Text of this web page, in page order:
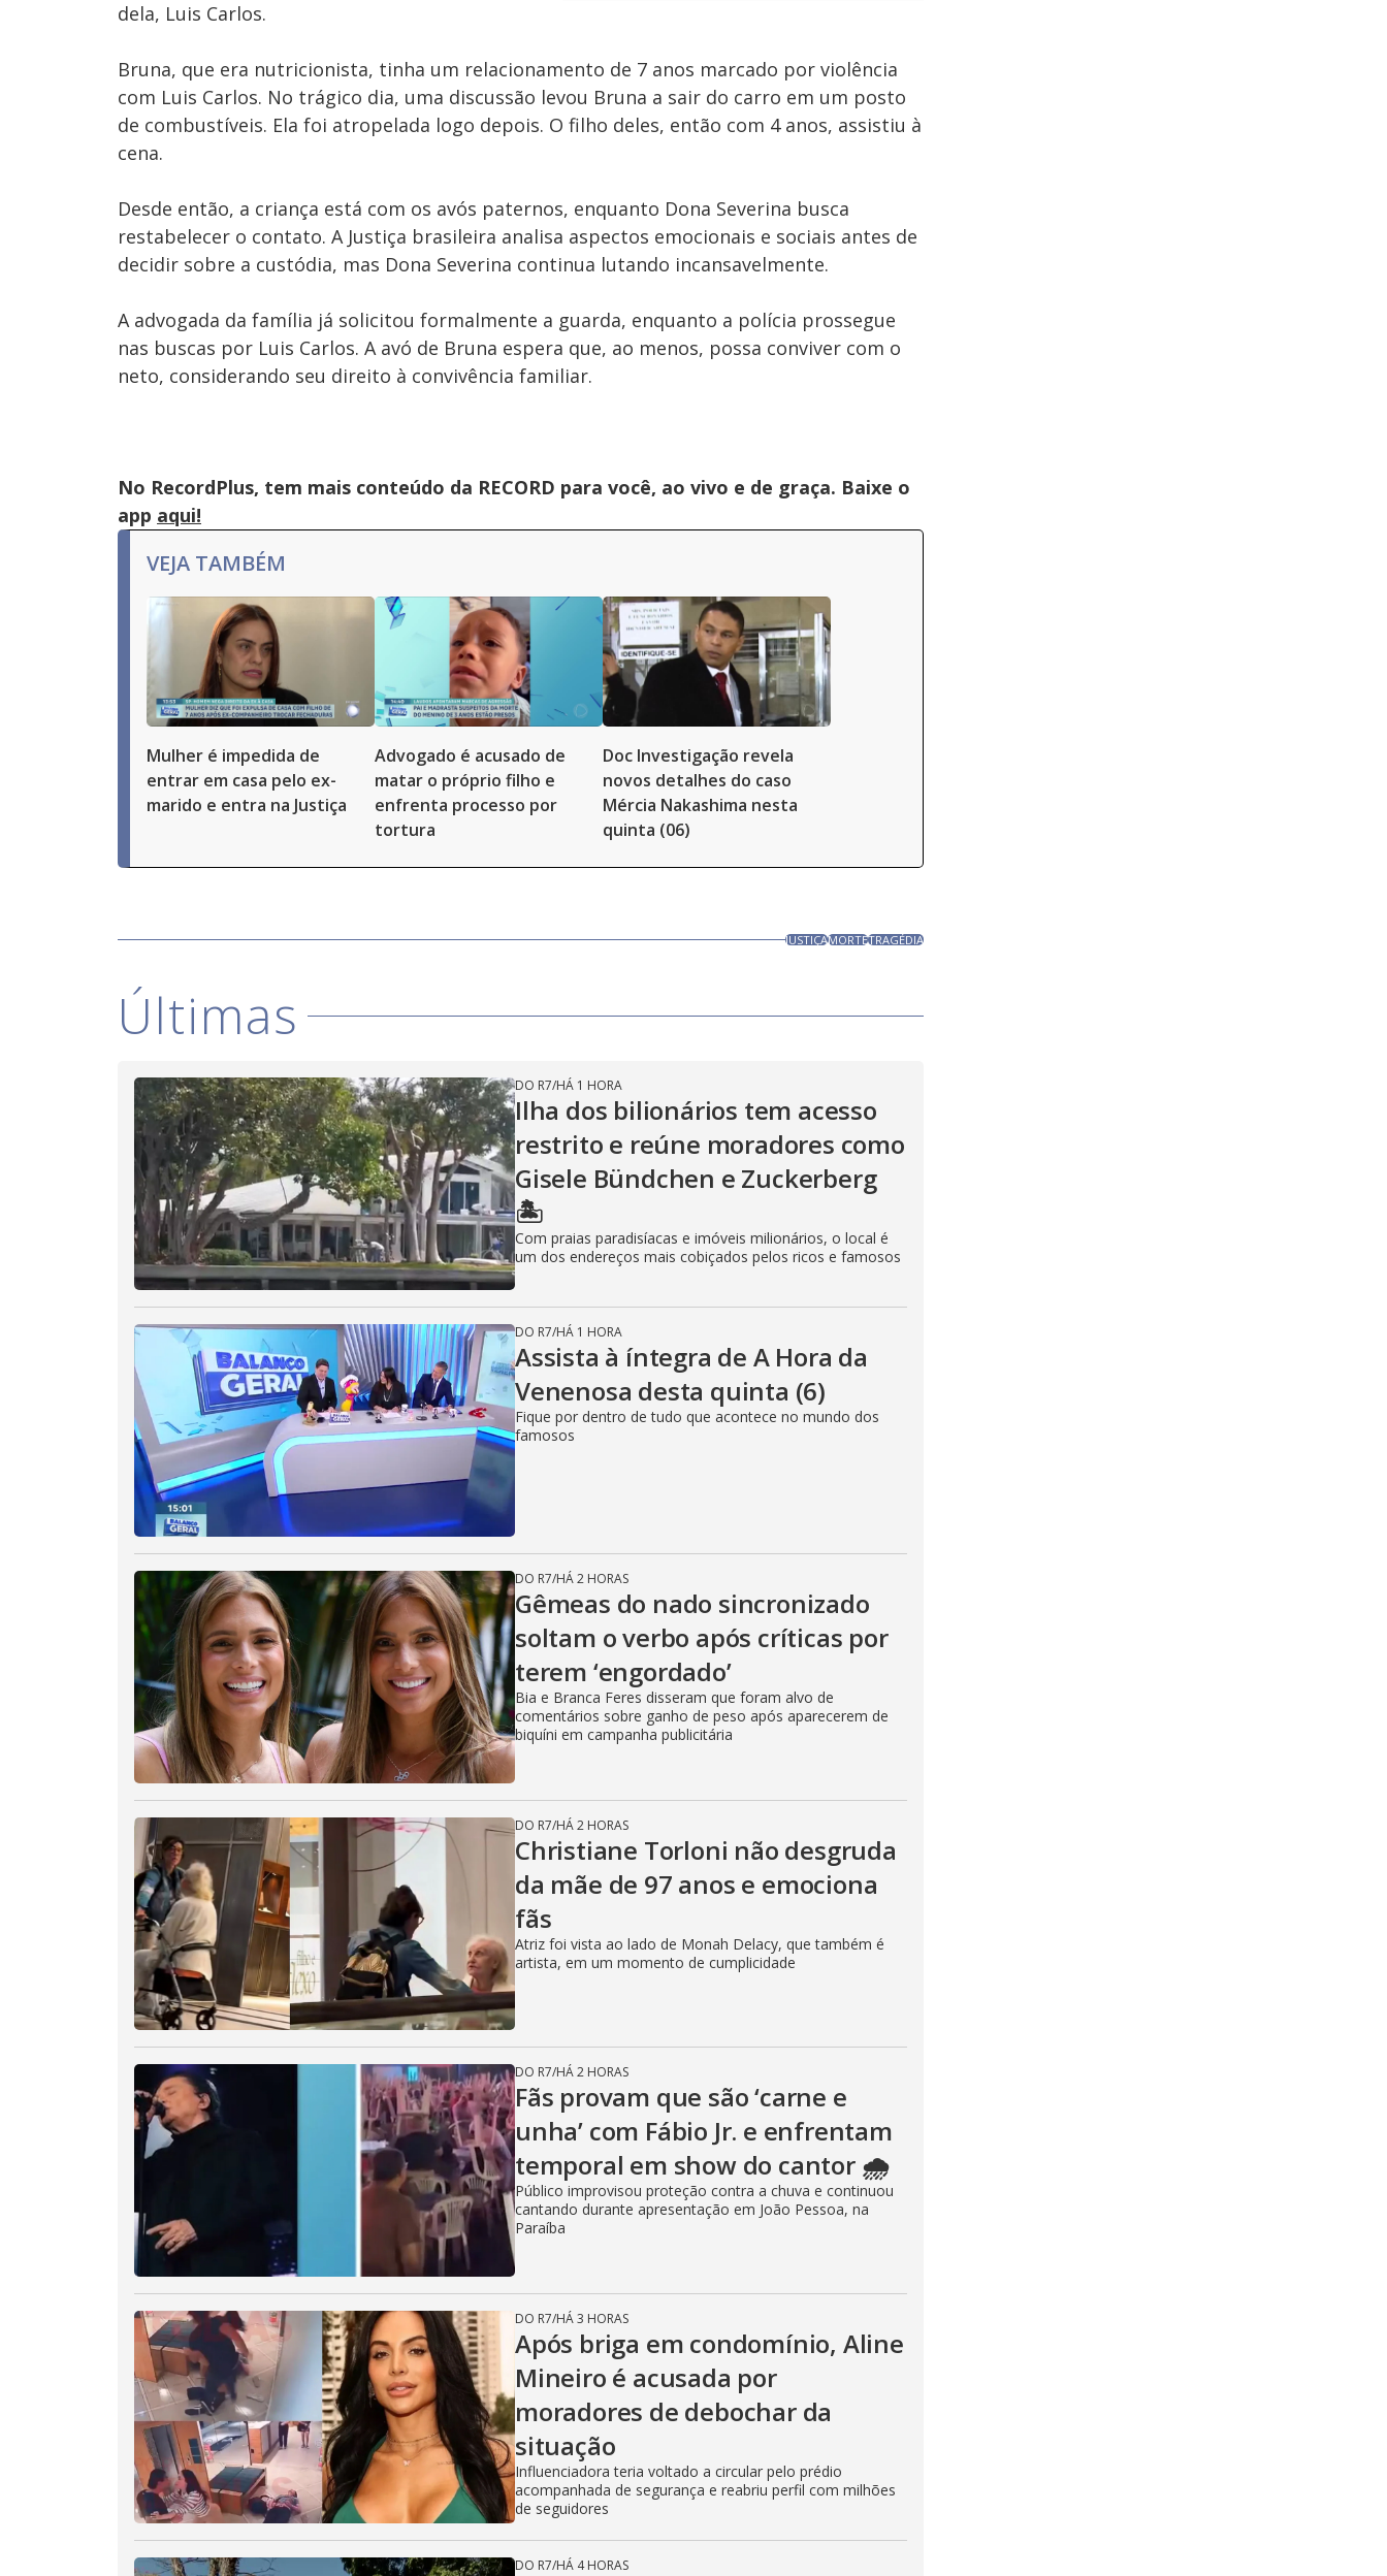
dela, Luis Carlos.
Bruna, que era nutricionista, tinha um relacionamento de 7 anos marcado por violência
com Luis Carlos. No trágico dia, uma discussão levou Bruna a sair do carro em um posto
de combustíveis. Ela foi atropelada logo depois. O filho deles, então com 4 anos, assistiu à
cena.
Desde então, a criança está com os avós paternos, enquanto Dona Severina busca
restabelecer o contato. A Justiça brasileira analisa aspectos emocionais e sociais antes de
decidir sobre a custódia, mas Dona Severina continua lutando incansavelmente.
A advogada da família já solicitou formalmente a guarda, enquanto a polícia prossegue
nas buscas por Luis Carlos. A avó de Bruna espera que, ao menos, possa conviver com o
neto, considerando seu direito à convivência familiar.
No RecordPlus, tem mais conteúdo da RECORD para você, ao vivo e de graça. Baixe o
app aqui!
VEJA TAMBÉM
Mulher é impedida de
entrar em casa pelo ex-
marido e entra na Justiça
Advogado é acusado de
matar o próprio filho e
enfrenta processo por
tortura
Doc Investigação revela
novos detalhes do caso
Mércia Nakashima nesta
quinta (06)
JUSTIÇAMORTETRAGÉDIA
Últimas
DO R7/HÁ 1 HORA
Ilha dos bilionários tem acesso
restrito e reúne moradores como
Gisele Bündchen e Zuckerberg
🏝️
Com praias paradisíacas e imóveis milionários, o local é
um dos endereços mais cobiçados pelos ricos e famosos
DO R7/HÁ 1 HORA
Assista à íntegra de A Hora da
Venenosa desta quinta (6)
Fique por dentro de tudo que acontece no mundo dos
famosos
DO R7/HÁ 2 HORAS
Gêmeas do nado sincronizado
soltam o verbo após críticas por
terem ‘engordado’
Bia e Branca Feres disseram que foram alvo de
comentários sobre ganho de peso após aparecerem de
biquíni em campanha publicitária
DO R7/HÁ 2 HORAS
Christiane Torloni não desgruda
da mãe de 97 anos e emociona
fãs
Atriz foi vista ao lado de Monah Delacy, que também é
artista, em um momento de cumplicidade
DO R7/HÁ 2 HORAS
Fãs provam que são ‘carne e
unha’ com Fábio Jr. e enfrentam
temporal em show do cantor 🌧️
Público improvisou proteção contra a chuva e continuou
cantando durante apresentação em João Pessoa, na
Paraíba
DO R7/HÁ 3 HORAS
Após briga em condomínio, Aline
Mineiro é acusada por
moradores de debochar da
situação
Influenciadora teria voltado a circular pelo prédio
acompanhada de segurança e reabriu perfil com milhões
de seguidores
DO R7/HÁ 4 HORAS